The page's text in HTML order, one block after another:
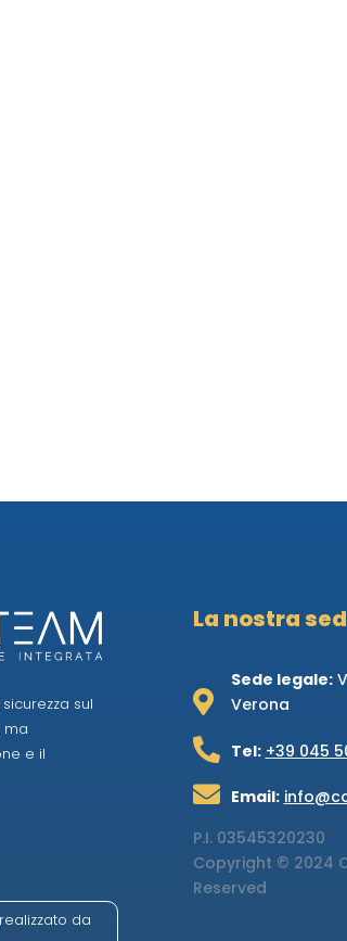
sul
ma
e il
La nostra
Sede legale:
Verona

Tel: +39 045

Email:

P.I. 03545320230
Copyright © 2024
Reserved
da